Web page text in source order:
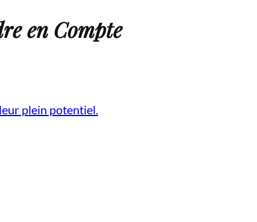
en Compte
plein potentiel.